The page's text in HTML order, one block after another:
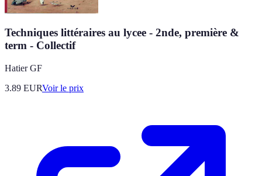
Techniques littéraires au lycee - 2nde, première &
term - Collectif
Hatier GF
3.89 EURVoir le prix